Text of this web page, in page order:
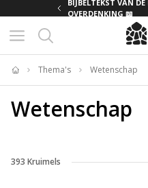
BIJBELTEKST VAN
OVERDENKING 📖
Home
Thema's Wetenschap
Wetenschap
393 Kruimels